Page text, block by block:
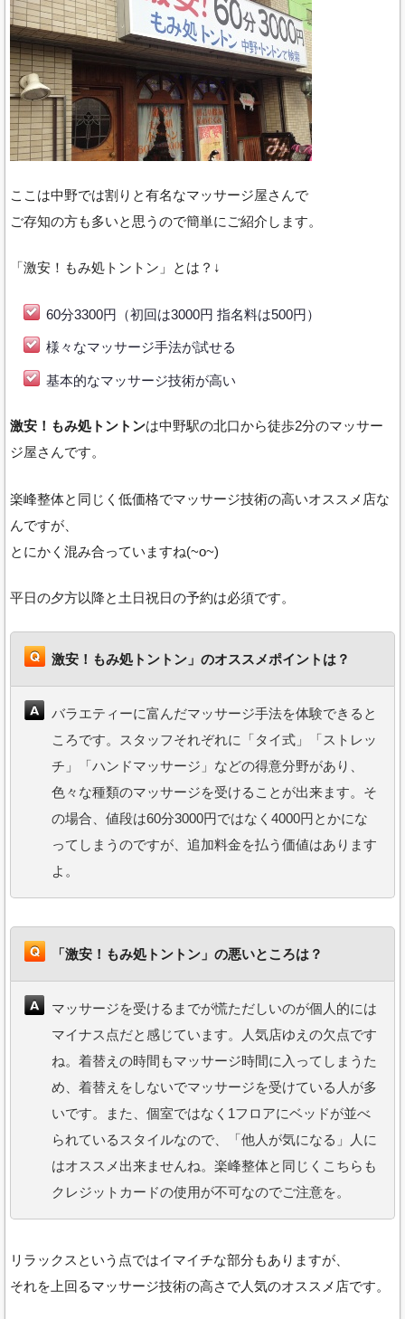
ここは中野では割りと有名なマッサージ屋さんで
ご存知の方も多いと思うので簡単にご紹介します。
「激安！もみ処トントン」とは？↓
60分3300円（初回は3000円 指名料は500円）
様々なマッサージ手法が試せる
基本的なマッサージ技術が高い
激安！もみ処トントンは中野駅の北口から徒歩2分のマッサー
ジ屋さんです。
楽峰整体と同じく低価格でマッサージ技術の高いオススメ店な
んですが、
とにかく混み合っていますね(~o~)
平日の夕方以降と土日祝日の予約は必須です。
激安！もみ処トントン」のオススメポイントは？
バラエティーに富んだマッサージ手法を体験できると
ころです。スタッフそれぞれに「タイ式」「ストレッ
チ」「ハンドマッサージ」などの得意分野があり、
色々な種類のマッサージを受けることが出来ます。そ
の場合、値段は60分3000円ではなく4000円とかにな
ってしまうのですが、追加料金を払う価値はあります
よ。
「激安！もみ処トントン」の悪いところは？
マッサージを受けるまでが慌ただしいのが個人的には
マイナス点だと感じています。人気店ゆえの欠点です
ね。着替えの時間もマッサージ時間に入ってしまうた
め、着替えをしないでマッサージを受けている人が多
いです。また、個室ではなく1フロアにベッドが並べ
られているスタイルなので、「他人が気になる」人に
はオススメ出来ませんね。楽峰整体と同じくこちらも
クレジットカードの使用が不可なのでご注意を。
リラックスという点ではイマイチな部分もありますが、
それを上回るマッサージ技術の高さで人気のオススメ店です。